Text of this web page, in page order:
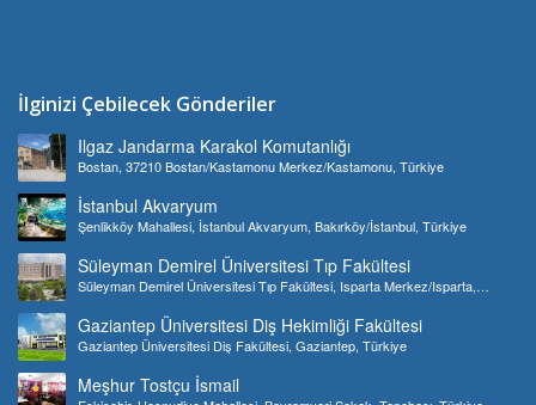
İlginizi Çebilecek Gönderiler
Ilgaz Jandarma Karakol Komutanlığı
Bostan, 37210 Bostan/Kastamonu Merkez/Kastamonu, Türkiye
İstanbul Akvaryum
Şenlikköy Mahallesi, İstanbul Akvaryum, Bakırköy/İstanbul, Türkiye
Süleyman Demirel Üniversitesi Tıp Fakültesi
Süleyman Demirel Üniversitesi Tıp Fakültesi, Isparta Merkez/Isparta,
Gaziantep Üniversitesi Diş Hekimliği Fakültesi
Gaziantep Üniversitesi Diş Fakültesi, Gaziantep, Türkiye
Meşhur Tostçu İsmail